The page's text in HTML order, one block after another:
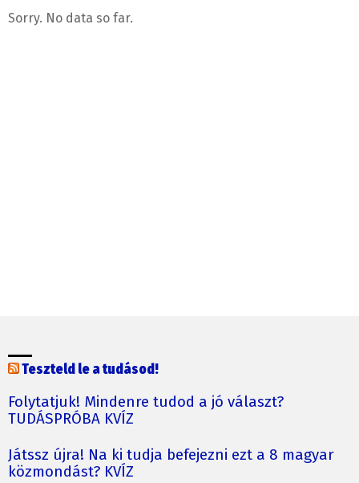
Sorry. No data so far.
Teszteld le a tudásod!
Folytatjuk! Mindenre tudod a jó választ?
TUDÁSPRÓBA KVÍZ
Játssz újra! Na ki tudja befejezni ezt a 8 magyar
közmondást? KVÍZ